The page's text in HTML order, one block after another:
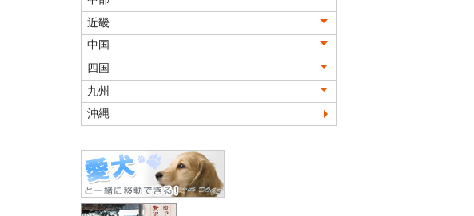
近畿
中国
四国
九州
沖縄